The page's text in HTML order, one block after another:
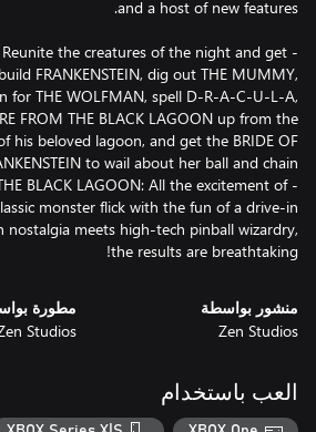
Reunite the creatures of the night and get
FRANKENSTEIN, dig out THE MUMMY,
for THE WOLFMAN, spell D-R-A-C-U-L-A,
FROM THE BLACK LAGOON up from the
his beloved lagoon, and get the BRIDE OF
THE BLACK LAGOON: All the excitement of
monster flick with the fun of a drive-in
nostalgia meets high-tech pinball wizardry,
the results are breathtaking!
منشور بواسطة
Zen Studios
مطورة
Studios
العب باستخدام